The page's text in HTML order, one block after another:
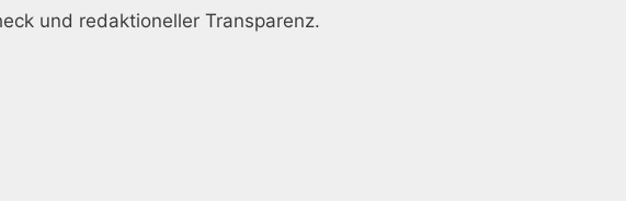
und redaktioneller Transparenz.